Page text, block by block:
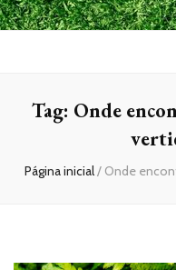
Maxx
Tag: Onde
Página inicial/ Onde